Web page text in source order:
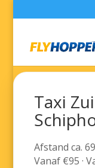
Taxi
Afstand ca.
Vanaf €95 ·